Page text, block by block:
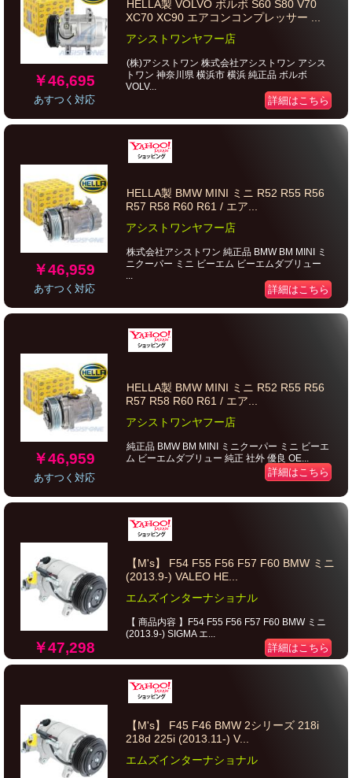
￥46,695
あすつく対応
HELLA製 VOLVO ボルボ S60 S80 V70
XC70 XC90 エアコンコンプレッサー ...
アシストワンヤフー店
(株)アシストワン 株式会社アシストワン アシス
トワン 神奈川県 横浜市 横浜 純正品 ボルボ
VOLV...
詳細はこちら
￥46,959
あすつく対応
HELLA製 BMW MINI ミニ R52 R55 R56
R57 R58 R60 R61 / エア...
アシストワンヤフー店
株式会社アシストワン 純正品 BMW BM MINI ミ
ニクーパー ミニ ビーエム ビーエムダブリュー
...
詳細はこちら
￥46,959
あすつく対応
HELLA製 BMW MINI ミニ R52 R55 R56
R57 R58 R60 R61 / エア...
アシストワンヤフー店
純正品 BMW BM MINI ミニクーパー ミニ ビーエ
ム ビーエムダブリュー 純正 社外 優良 OE...
詳細はこちら
￥47,298
【M's】 F54 F55 F56 F57 F60 BMW ミニ
(2013.9-) VALEO HE...
エムズインターナショナル
【 商品内容 】F54 F55 F56 F57 F60 BMW ミニ
(2013.9-) SIGMA エ...
詳細はこちら
【M's】 F45 F46 BMW 2シリーズ 218i
218d 225i (2013.11-) V...
エムズインターナショナル